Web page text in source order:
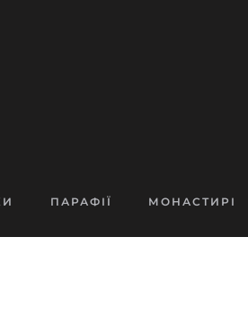
ПАРАФІЇ МОНАСТИРІ